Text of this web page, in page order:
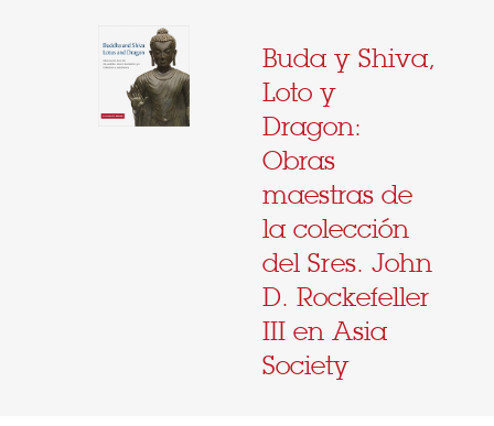
Buda y Shiva,
Loto y
Dragon:
Obras
maestras de
la colección
del Sres. John
D. Rockefeller
III en Asia
Society